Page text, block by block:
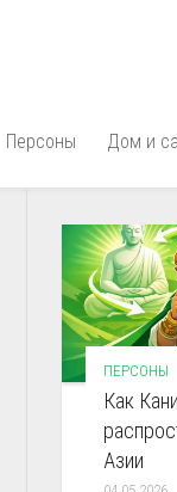
Персоны Дом и
ПЕРСОНЫ
Как
Азии